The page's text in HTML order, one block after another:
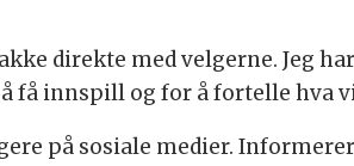
direkte med velgerne. Jeg
få innspill og for å fortelle hva
på sosiale medier.